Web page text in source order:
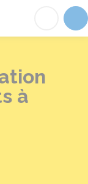
du-
à